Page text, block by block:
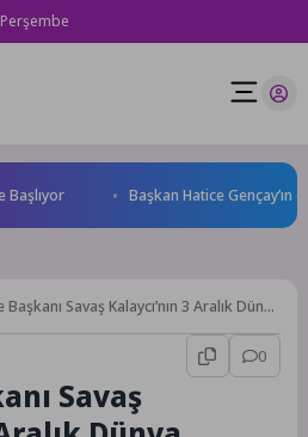
Başkan Hatice Gençay’ın
Savaş Kalaycı’nın 3 Aralık Dünya
0
Savaş